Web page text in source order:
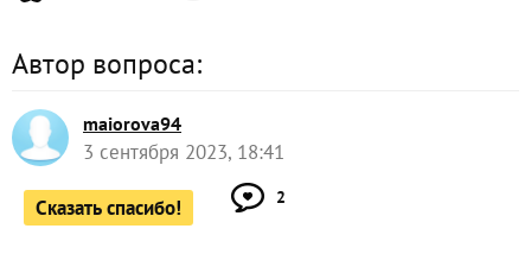
Автор вопроса:
maiorova94
3 сентября 2023, 18:41
Сказать спасибо! 2